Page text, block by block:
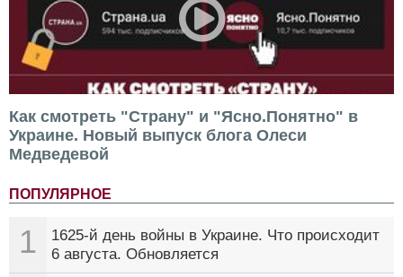
Как смотреть "Страну" и "Ясно.Понятно" в
Украине. Новый выпуск блога Олеси
Медведевой
ПОПУЛЯРНОЕ
1
1625-й день войны в Украине. Что происходит
6 августа. Обновляется